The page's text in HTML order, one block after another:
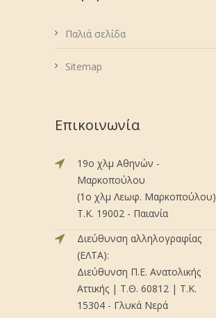
Παλιά σελίδα
Sitemap
Επικοινωνία
19ο χλμ Αθηνών -
Μαρκοπούλου
(1ο χλμ Λεωφ. Μαρκοπούλου)
Τ.Κ. 19002 - Παιανία
Διεύθυνση αλληλογραφίας
(ΕΛΤΑ):
Διεύθυνση Π.Ε. Ανατολικής
Αττικής | Τ.Θ. 60812 | Τ.Κ.
15304 - Γλυκά Νερά